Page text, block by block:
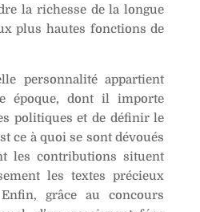
la richesse de la longue
plus hautes fonctions de
personnalité appartient
époque, dont il importe
politiques et de définir le
ce à quoi se sont dévoués
les contributions situent
les textes précieux
grâce au concours